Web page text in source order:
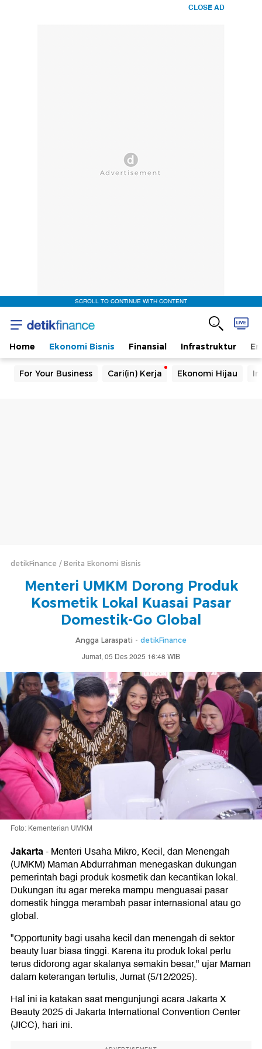
CLOSE AD
SCROLL TO CONTINUE WITH CONTENT
Home Ekonomi Bisnis Finansial Infrastruktur
For Your Business Cari(in) Kerja Ekonomi Hijau
detikFinance Berita Ekonomi Bisnis
Menteri UMKM Dorong Produk
Kosmetik Lokal Kuasai Pasar
Domestik-Go Global
Angga Laraspati - detikFinance
Jumat, 05 Des 2025 16:48 WIB
Foto: Kementerian UMKM
Jakarta-Menteri Usaha Mikro, Kecil, dan Menengah
(UMKM) Maman Abdurrahman menegaskan dukungan
pemerintah bagi produk kosmetik dan kecantikan lokal.
Dukungan itu agar mereka mampu menguasai pasar
domestik hingga merambah pasar internasional atau go
global.
"Opportunity bagi usaha kecil dan menengah di sektor
beauty luar biasa tinggi. Karena itu produk lokal perlu
terus didorong agar skalanya semakin besar," ujar Maman
dalam keterangan tertulis, Jumat (5/12/2025).
Hal ini ia katakan saat mengunjungi acara Jakarta X
Beauty 2025 di Jakarta International Convention Center
(JICC), hari ini.